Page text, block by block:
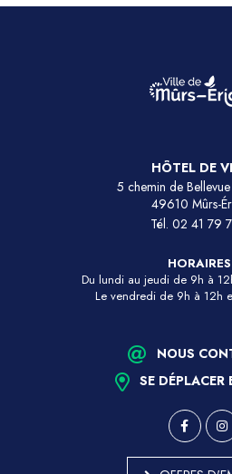
HÔTEL DE
5 chemin de
49610 Mûrs-
Tél. 02 41 79
Du lundi au jeudi de 9h à
Le vendredi de 9h à 12h
NOUS
SE DÉPLACER